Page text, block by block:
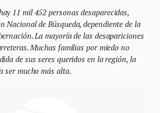
11 mil 452 personas desaparecidas,
Nacional de Búsqueda, dependiente de la
La mayoría de las desapariciones
Muchas familias por miedo no
de sus seres queridos en la región, la
ser mucho más alta.